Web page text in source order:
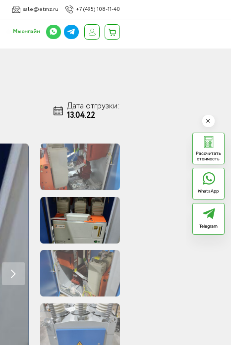
sale@etmz.ru +7 (495) 108-11-40
Мы онлайн
Дата отгрузки:
13.04.22
Рассчитать
стоимость
WhatsApp
Telegram